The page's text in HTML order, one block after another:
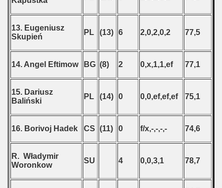
13. Eugeniusz
Skupień
PL (13) 6 2,0,2,0,2 77,5
14. Angel Eftimow BG (8) 2 0,x,1,1,ef 77,1
15. Dariusz
Baliński
PL (14) 0 0,0,ef,ef,ef 75,1
16. Borivoj Hadek CS (11) 0 f/x,-,-,-,- 74,6
R. Władymir
Woronkow
SU 4 0,0,3,1 78,7